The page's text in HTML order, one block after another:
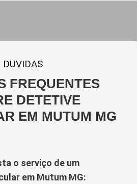
DUVIDAS
FREQUENTES
DETETIVE
EM MUTUM MG
o serviço de um
em Mutum MG: